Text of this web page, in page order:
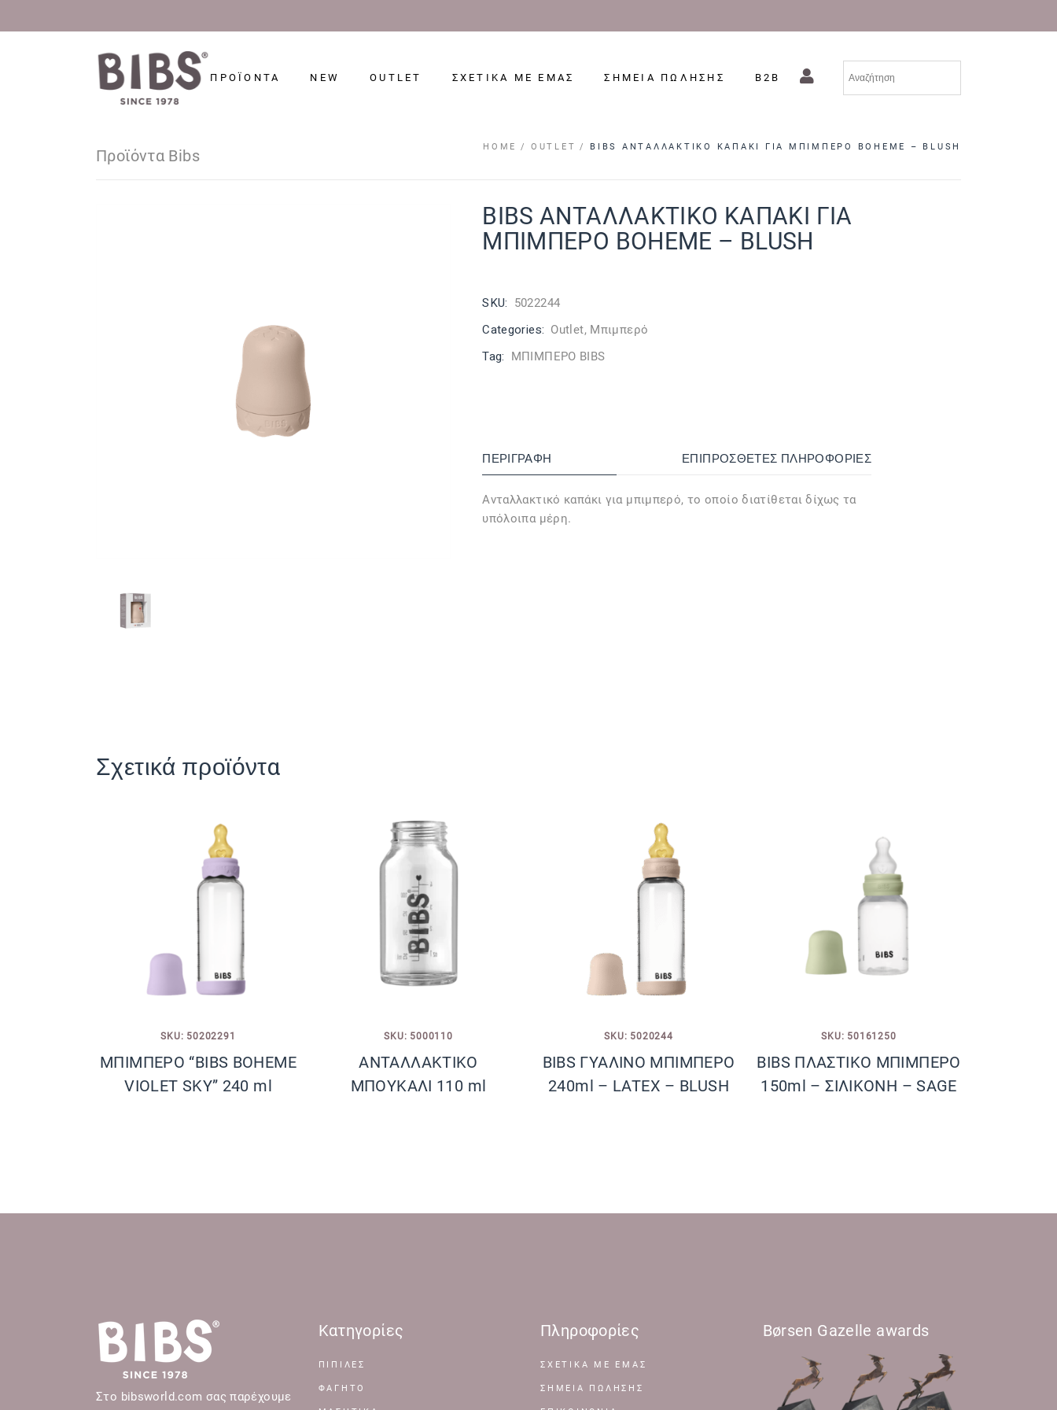
ΠΡΟΪΟΝΤΑ NEW OUTLET ΣΧΕΤΙΚΑ ΜΕ ΕΜΑΣ ΣΗΜΕΙΑ ΠΩΛΗΣΗΣ B2B
Προϊόντα Bibs HOME OUTLET BIBS ΑΝΤΑΛΛΑΚΤΙΚΟ ΚΑΠΑΚΙ ΓΙΑ ΜΠΙΜΠΕΡΟ BOHEME – BLUSH
BIBS ΑΝΤΑΛΛΑΚΤΙΚΟ ΚΑΠΑΚΙ ΓΙΑ
ΜΠΙΜΠΕΡΟ BOHEME – BLUSH
SKU: 5022244
Categories: Outlet, Μπιμπερό
Tag: ΜΠΙΜΠΕΡΟ BIBS
ΠΕΡΙΓΡΑΦΉ ΕΠΙΠΡΌΣΘΕΤΕΣ ΠΛΗΡΟΦΟΡΊΕΣ
Ανταλλακτικό καπάκι για μπιμπερό, το οποίο διατίθεται δίχως τα
υπόλοιπα μέρη.
Σχετικά προϊόντα
SKU: 50202291
ΜΠΙΜΠΕΡΟ “BIBS BOHEME
VIOLET SKY” 240 ml
SKU: 5000110
ΑΝΤΑΛΛΑΚΤΙΚΟ
ΜΠΟΥΚΑΛΙ 110 ml
SKU: 5020244
BIBS ΓΥΑΛΙΝΟ ΜΠΙΜΠΕΡΟ
240ml – LATEX – BLUSH
SKU: 50161250
BIBS ΠΛΑΣΤΙΚΟ ΜΠΙΜΠΕΡΟ
150ml – ΣΙΛΙΚΟΝΗ – SAGE
Στο bibsworld.com σας παρέχουμε
Κατηγορίες
ΠΙΠΙΛΕΣ
ΦΑΓΗΤΟ
Πληροφορίες
ΣΧΕΤΙΚΆ ΜΕ ΕΜΆΣ
ΣΗΜΕΊΑ ΠΏΛΗΣΗΣ
Børsen Gazelle awards